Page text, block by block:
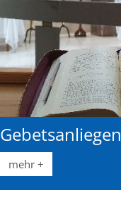
Gebetsanliegen
mehr +